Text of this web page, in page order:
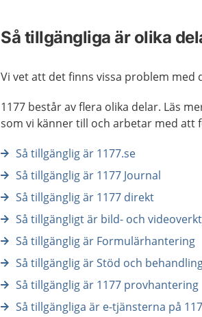
Så tillgängliga är olika
Vi vet att det finns vissa problem med
1177 består av flera olika delar. Läs
som vi känner till och arbetar med att
Så tillgänglig är 1177.se
Så tillgänglig är 1177 Journal
Så tillgänglig är 1177 direkt
Så tillgängligt är bild- och
Så tillgänglig är Formulärhantering
Så tillgänglig är Stöd och
Så tillgänglig är 1177 provhantering
Så tillgängliga är e-tjänsterna på